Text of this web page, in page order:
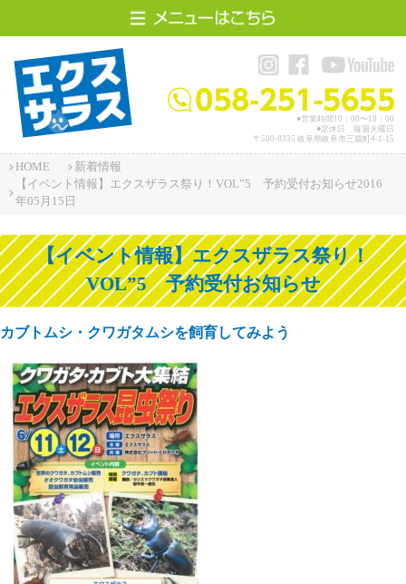
施工事例
エクスザラスって？
アクセス
お問い合わせ
スタッフ紹介
リフォームサイト
●営業時間10：00〜18：00
●定休日 毎週火曜日
〒500-8335 岐阜県岐阜市三歳町4-1-15
HOME
新着情報
【イベント情報】エクスザラス祭り！VOL”5 予約受付お知らせ2016
年05月15日
【イベント情報】エクスザラス祭り！
VOL”5 予約受付お知らせ
カブトムシ・クワガタムシを飼育してみよう